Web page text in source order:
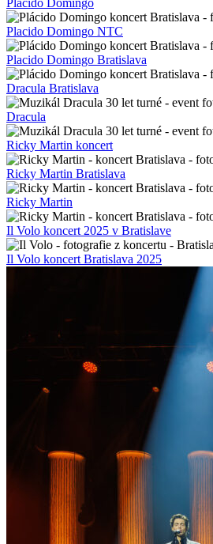
Placido Domingo
Placido Domingo NTC
Placido Domingo Bratislava
Dracula Bratislava
Dracula
Ricky Martin koncert
Ricky Martin Bratislava
Ricky Martin
Il Volo koncert 2025 v Bratislave
Il Volo koncert Bratislava 2025